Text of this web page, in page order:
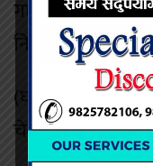
गायकहरुलाई मात्र
निमन्त्रणा दिनुपर्दछ,
(घ) समाजमा गीत-
चेतनामूलक